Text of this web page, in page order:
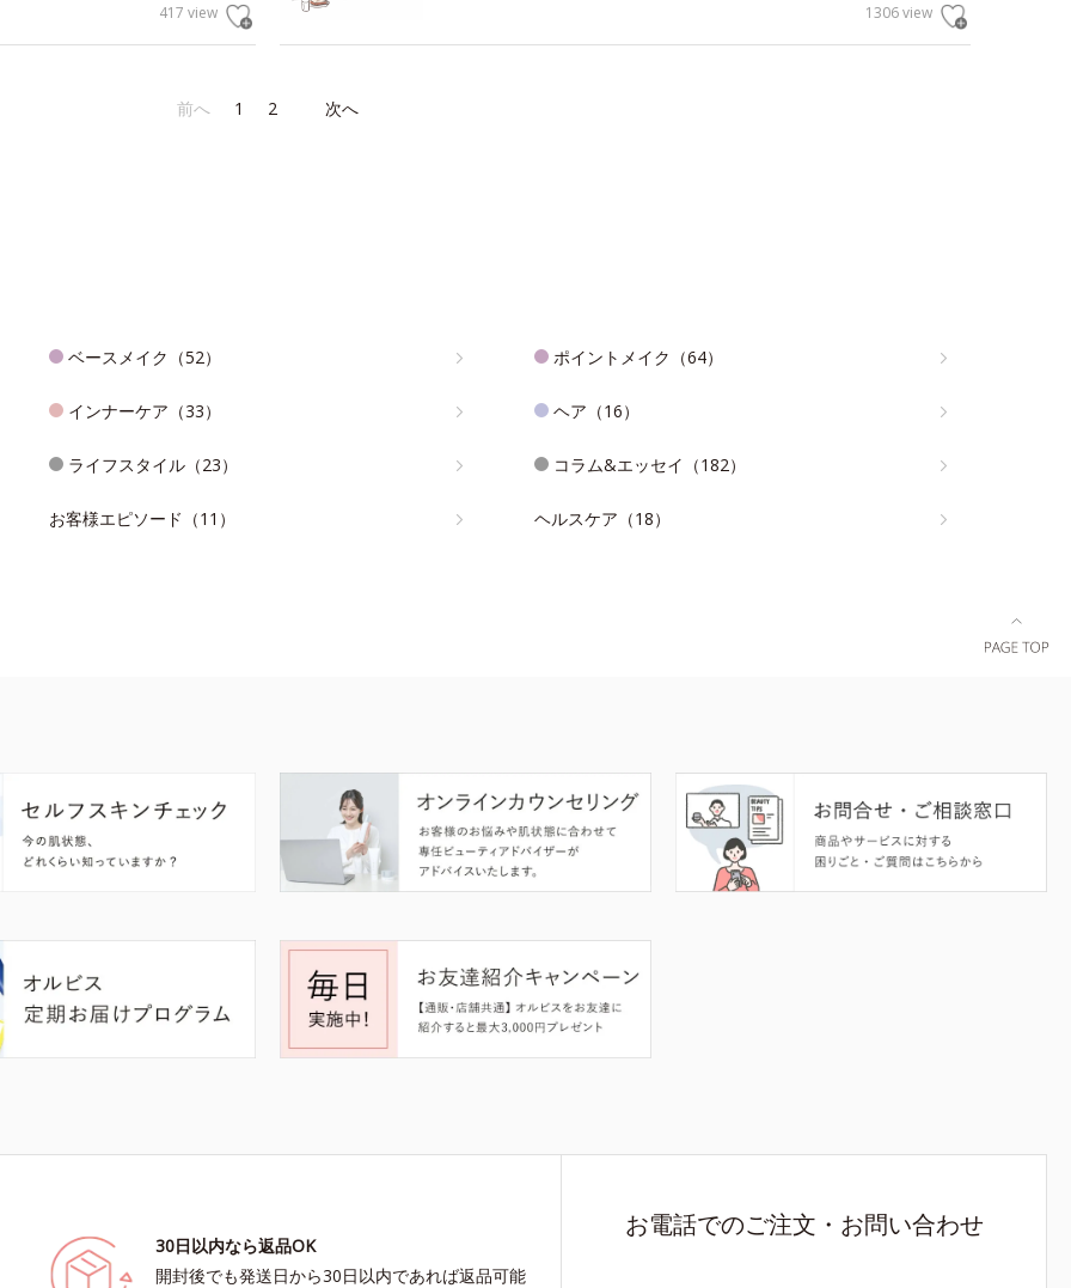
417 view 1306 view
前へ 1 2 次へ
ベースメイク（52） ポイントメイク（64）
インナーケア（33） ヘア（16）
ライフスタイル（23） コラム&エッセイ（182）
お客様エピソード（11） ヘルスケア（18）
30日以内なら返品OK
開封後でも発送日から30日以内であれば返品可能
お電話でのご注文・お問い合わせ